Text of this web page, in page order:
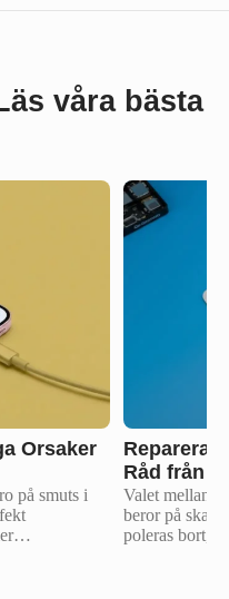
våra bästa
Orsaker
på smuts i
Reparera
Råd från
Valet mellan
beror på
poleras bort,